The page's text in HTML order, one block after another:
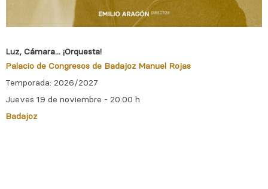
Luz, Cámara... ¡Orquesta!
Palacio de Congresos de Badajoz Manuel Rojas
Temporada: 2026/2027
Jueves 19 de noviembre - 20:00 h
Badajoz